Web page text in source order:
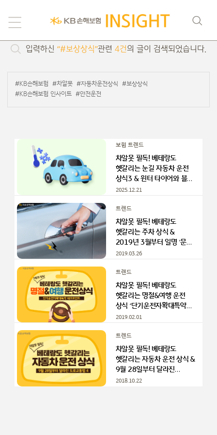
입력하신 “#보상상식”관련 4건의 글이 검색되었습니다.
#KB손해보험 #차알못 #자동차운전상식 #보상상식
#KB손해보험 인사이트 #안전운전
보험 트렌드
차알못 필독! 베테랑도
헷갈리는 눈길 자동차 운전
상식3 & 윈터 타이어와 블랙
아이스
2025.12.21
트렌드
차알못 필독! 베테랑도
헷갈리는 주차 상식 &
2019년 3월부터 일명 ‘문콕’
방지법 시행
2019.03.26
트렌드
차알못 필독! 베테랑도
헷갈리는 명절&여행 운전
상식 ‘단기운전자확대특약
체크포인트’
2019.02.01
트렌드
차알못 필독! 베테랑도
헷갈리는 자동차 운전 상식 &
9월 28일부터 달라진
도로교통법 4
2018.10.22